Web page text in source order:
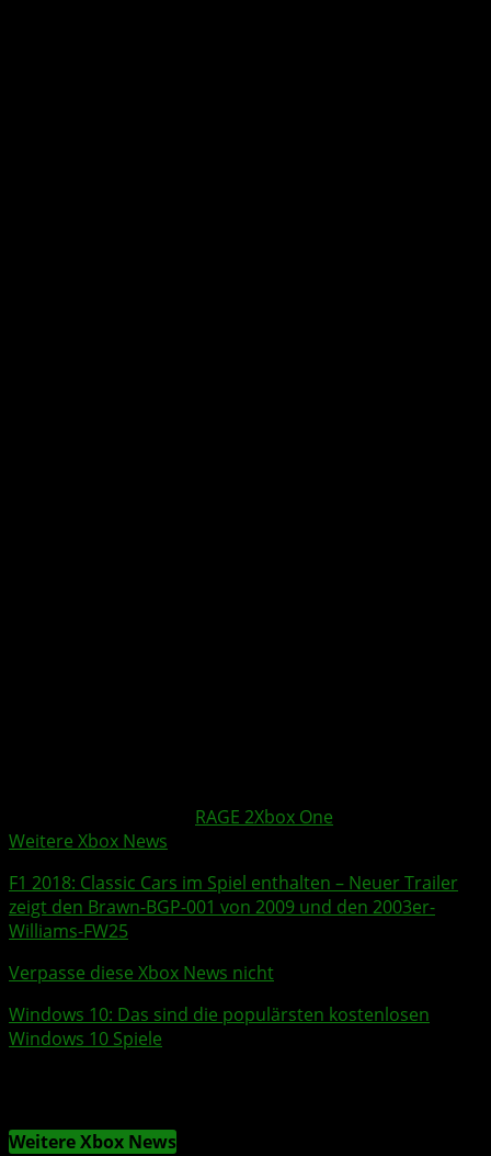
RAGE 2Xbox One
Weitere Xbox News
F1 2018: Classic Cars im Spiel enthalten – NeuerTrailer
zeigt den Brawn-BGP-001 von 2009 und den 2003er-
Williams-FW25
Verpasse diese Xbox News nicht
Windows 10: Das sind die populärsten kostenlosen
Windows 10 Spiele
Weitere Xbox News